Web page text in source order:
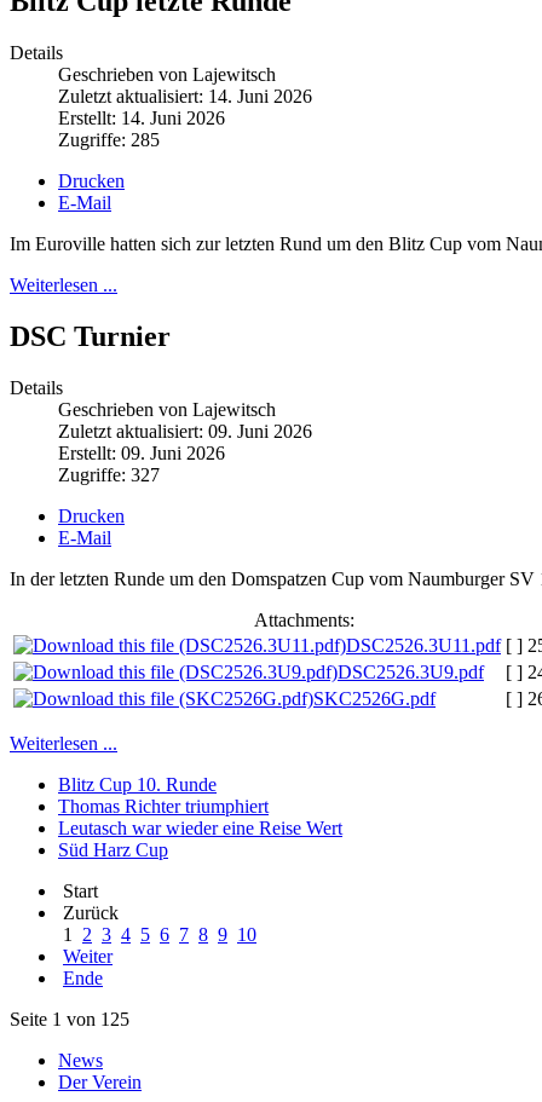
Details
Geschrieben von Lajewitsch
Zuletzt aktualisiert: 14. Juni 2026
Erstellt: 14. Juni 2026
Zugriffe: 285
Drucken
E-Mail
Im Euroville hatten sich zur letzten Rund um den Blitz Cup vom
Weiterlesen ...
DSC Turnier
Details
Geschrieben von Lajewitsch
Zuletzt aktualisiert: 09. Juni 2026
Erstellt: 09. Juni 2026
Zugriffe: 327
Drucken
E-Mail
In der letzten Runde um den Domspatzen Cup vom Naumburger
Attachments:
DSC2526.3U11.pdf [ ]
DSC2526.3U9.pdf
[ ]
SKC2526G.pdf
[ ]
Weiterlesen ...
Blitz Cup 10. Runde
Thomas Richter triumphiert
Leutasch war wieder eine Reise Wert
Süd Harz Cup
Start
Zurück
1
2 3 4 5 6 7 8 9 10
Weiter
Ende
Seite 1 von 125
News
Der Verein